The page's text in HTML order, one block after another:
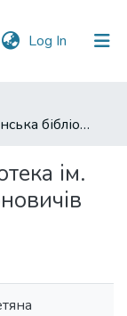
Log In (current)
Нова Могилянська бібліотека ім. Тетяни та Омеляна Антоновичів
ім.